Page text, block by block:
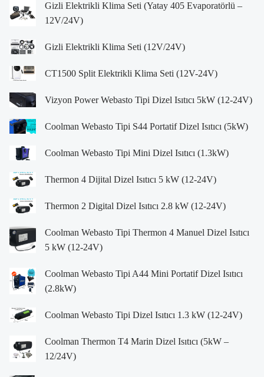
Gizli Elektrikli Klima Seti (Yatay 405 Evaporatörlü –
12V/24V)
Gizli Elektrikli Klima Seti (12V/24V)
CT1500 Split Elektrikli Klima Seti (12V-24V)
Vizyon Power Webasto Tipi Dizel Isıtıcı 5kW (12-24V)
Coolman Webasto Tipi S44 Portatif Dizel Isıtıcı (5kW)
Coolman Webasto Tipi Mini Dizel Isıtıcı (1.3kW)
Thermon 4 Dijital Dizel Isıtıcı 5 kW (12-24V)
Thermon 2 Digital Dizel Isıtıcı 2.8 kW (12-24V)
Coolman Webasto Tipi Thermon 4 Manuel Dizel Isıtıcı
5 kW (12-24V)
Coolman Webasto Tipi A44 Mini Portatif Dizel Isıtıcı
(2.8kW)
Coolman Webasto Tipi Dizel Isıtıcı 1.3 kW (12-24V)
Coolman Thermon T4 Marin Dizel Isıtıcı (5kW –
12/24V)